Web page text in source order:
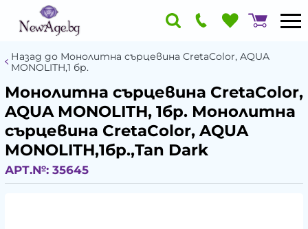
Назад до Монолитна сърцевина CretaColor, AQUA
MONOLITH,1 бр.
Монолитна сърцевина CretaColor,
AQUA MONOLITH, 1бр. Монолитна
сърцевина CretaColor, AQUA
MONOLITH,1бр.,Tan Dark
АРТ.№: 35645